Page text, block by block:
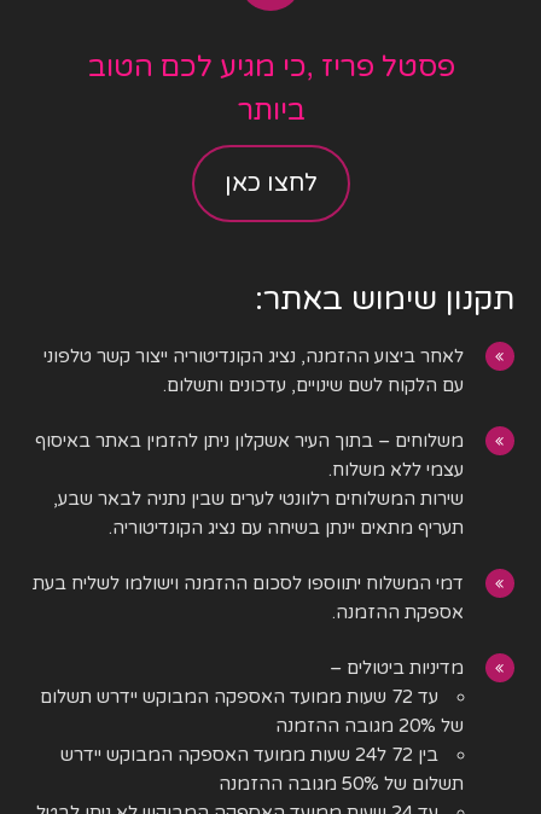
פסטל פריז ,כי מגיע לכם הטוב
ביותר
לחצו כאן
תקנון שימוש באתר:
לאחר ביצוע ההזמנה, נציג הקונדיטוריה ייצור קשר טלפוני
עם הלקוח לשם שינויים, עדכונים ותשלום.
משלוחים – בתוך העיר אשקלון ניתן להזמין באתר באיסוף
עצמי ללא משלוח.
שירות המשלוחים רלוונטי לערים שבין נתניה לבאר שבע,
תעריף מתאים יינתן בשיחה עם נציג הקונדיטוריה.
דמי המשלוח יתווספו לסכום ההזמנה וישולמו לשליח בעת
אספקת ההזמנה.
מדיניות ביטולים –
עד 72 שעות ממועד האספקה המבוקש יידרש תשלום
של 20% מגובה ההזמנה
בין 72 ל24 שעות ממועד האספקה המבוקש יידרש
תשלום של 50% מגובה ההזמנה